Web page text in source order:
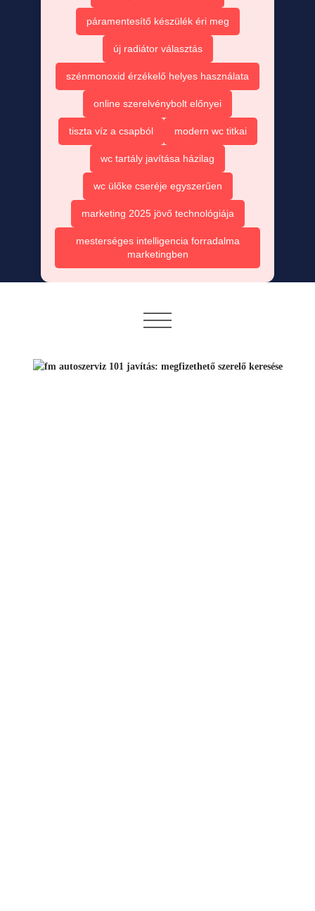
páramentesítő készülék éri meg
új radiátor választás
szénmonoxid érzékelő helyes használata
online szerelvénybolt előnyei
tiszta víz a csapból modern wc titkai
wc tartály javítása házilag
wc ülőke cseréje egyszerűen
marketing 2025 jövő technológiája
mesterséges intelligencia forradalma
marketingben